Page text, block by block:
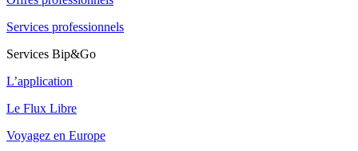
Services professionnels
Services Bip&Go
L’application
Le Flux Libre
Voyagez en Europe